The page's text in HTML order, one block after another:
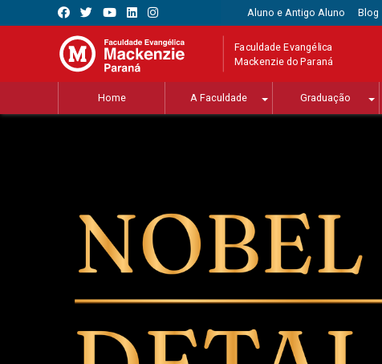
Aluno e Antigo Aluno Blog
Faculdade Evangélica
Mackenzie do Paraná
Home A Faculdade Graduação